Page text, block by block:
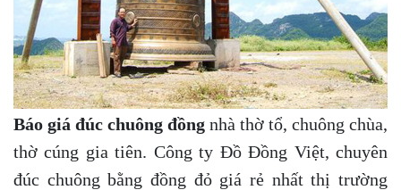
Báo giá đúc chuông đồng nhà thờ tổ, chuông chùa,
thờ cúng gia tiên. Công ty Đồ Đồng Việt, chuyên
đúc chuông bằng đồng đỏ giá rẻ nhất thị trường